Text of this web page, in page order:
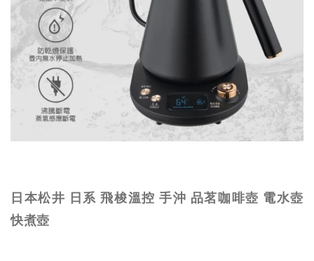
日本松井 日系 飛梭溫控 手沖 品茗咖啡壺 電水壺
快煮壺